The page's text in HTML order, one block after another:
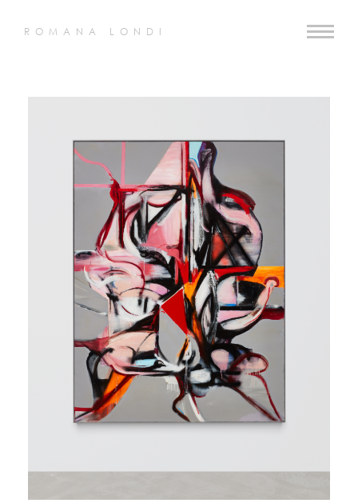
ROMANA LONDI